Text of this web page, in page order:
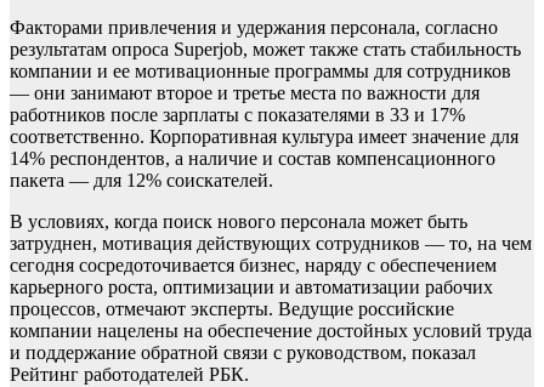
Факторами привлечения и удержания персонала, согласно
результатам опроса Superjob, может также стать стабильность
компании и ее мотивационные программы для сотрудников
— они занимают второе и третье места по важности для
работников после зарплаты с показателями в 33 и 17%
соответственно. Корпоративная культура имеет значение для
14% респондентов, а наличие и состав компенсационного
пакета — для 12% соискателей.
В условиях, когда поиск нового персонала может быть
затруднен, мотивация действующих сотрудников — то, на чем
сегодня сосредоточивается бизнес, наряду с обеспечением
карьерного роста, оптимизации и автоматизации рабочих
процессов, отмечают эксперты. Ведущие российские
компании нацелены на обеспечение достойных условий труда
и поддержание обратной связи с руководством, показал
Рейтинг работодателей РБК.